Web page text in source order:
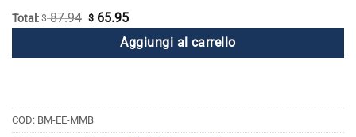
Total: $87.94 Il
originale
$65.95Il
prezzo
attuale
Aggiungi al carrello
COD: BM-EE-MMB